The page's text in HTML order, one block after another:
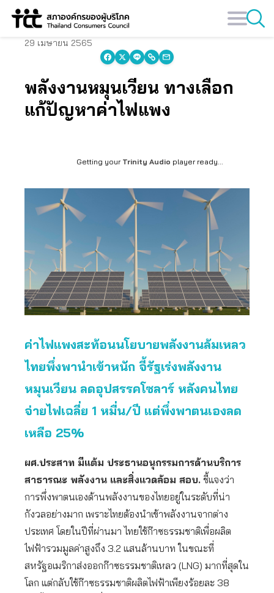
Skip
29 เมษายน 2565
พลังงานหมุนเวียน ทางเลือก
แก้ปัญหาค่าไฟแพง
Getting your Trinity Audio player ready...
ค่าไฟแพงสะท้อนนโยบายพลังงานล้มเหลว
ไทยพึ่งพานำเข้าหนัก จี้รัฐเร่งพลังงาน
หมุนเวียน ลดอุปสรรคโซลาร์ หลังคนไทย
จ่ายไฟเฉลี่ย 1 หมื่น/ปี แต่พึ่งพาตนเองลด
เหลือ 25%
ผศ.ประสาท มีแต้ม ประธานอนุกรรมการด้านบริการ
สาธารณะ พลังงาน และสิ่งแวดล้อม สอบ. ชี้แจงว่า
การพึ่งพาตนเองด้านพลังงานของไทยอยู่ในระดับที่น่า
กังวลอย่างมาก เพราะไทยต้องนำเข้าพลังงานจากต่าง
ประเทศ โดยในปีที่ผ่านมา ไทยใช้ก๊าซธรรมชาติเพื่อผลิต
ไฟฟ้ารวมมูลค่าสูงถึง 3.2 แสนล้านบาท ในขณะที่
สหรัฐอเมริกาส่งออกก๊าซธรรมชาติเหลว (LNG) มากที่สุดใน
โลก แต่กลับใช้ก๊าซธรรมชาติผลิตไฟฟ้าเพียงร้อยละ 38